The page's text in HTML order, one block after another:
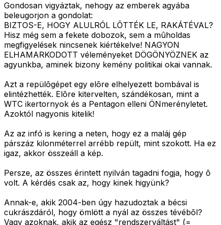
Gondosan vigyáztak, nehogy az emberek agyába
beleugorjon a gondolat:
BIZTOS-E, HOGY ALULRÓL LÕTTÉK LE, RAKÁTÉVAL?
Hisz még sem a fekete dobozok, sem a mûholdas
megfigyelések nincsenek kiértékelve! NAGYON
ELHAMARKODOTT véleményeket DÖGÖNYÖZNEK az
agyunkba, aminek bizony kemény politikai okai vannak.
Azt a repülõgépet egy elõre elhelyezett bombával is
elintézhették. Elõre kitervelten, szándékosan, mint a
WTC ikertornyok és a Pentagon elleni ÖNmerényletet.
Azoktól nagyonis kitelik!
Az az infó is kering a neten, hogy ez a maláj gép
párszáz kilonméterrel arrébb repült, mint szokott. Ha ez
igaz, akkor összeáll a kép.
Persze, az összes érintett nyilván tagadni fogja, hogy õ
volt. A kérdés csak az, hogy kinek higyünk?
Annak-e, akik 2004-ben úgy hazudoztak a bécsi
cukrászdáról, hogy ömlött a nyál az összes tévébõl?
Vagy azoknak, akik az egész "rendszerváltást" (=